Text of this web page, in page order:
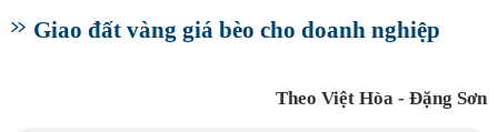
Giao đất vàng giá bèo cho doanh nghiệp
Theo Việt Hòa - Đặng Sơn